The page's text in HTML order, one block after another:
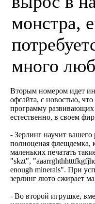
монстра,
много
Вторым номером идет
офсайта, с новостью, что
программу развивающих
естественно, в своем
- Зерлинг научит вашего
полноценая флешдемка,
маленьких печатать
"skzt",
enough minerals". При
зерлинг люто сжирает
- Во второй игрушке,